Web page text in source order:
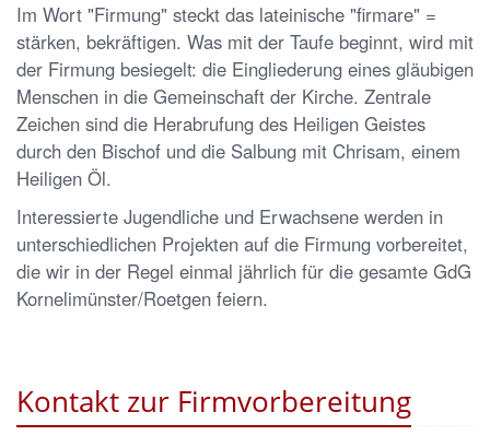
Im Wort "Firmung" steckt das lateinische "firmare" =
stärken, bekräftigen. Was mit der Taufe beginnt, wird mit
der Firmung besiegelt: die Eingliederung eines gläubigen
Menschen in die Gemeinschaft der Kirche. Zentrale
Zeichen sind die Herabrufung des Heiligen Geistes
durch den Bischof und die Salbung mit Chrisam, einem
Heiligen Öl.
Interessierte Jugendliche und Erwachsene werden in
unterschiedlichen Projekten auf die Firmung vorbereitet,
die wir in der Regel einmal jährlich für die gesamte GdG
Kornelimünster/Roetgen feiern.
Kontakt zur Firmvorbereitung